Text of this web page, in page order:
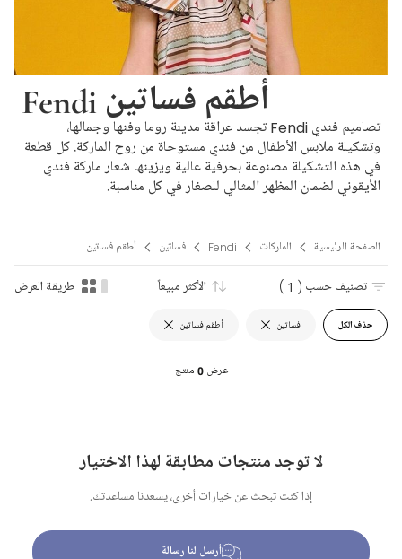
Fendi أطقم فساتين
تصاميم فندي Fendi تجسد عراقة مدينة روما وفنها وجمالها،
وتشكيلة ملابس الأطفال من فندي مستوحاة من روح الماركة. كل قطعة
في هذه التشكيلة مصنوعة بحرفية عالية ويزينها شعار ماركة فندي
الأيقوني لضمان المظهر المثالي للصغار في كل مناسبة.
الصفحة الرئيسية الماركات Fendi فساتين أطقم فساتين
حذف الكل فساتين أطقم فساتين
تصنيف حسب ( 1 ) الأكثر مبيعاً طريقة العرض
عرض0 منتج
لا توجد منتجات مطابقة لهذا الاختيار
إذا كنت تبحث عن خيارات أخرى، يسعدنا مساعدتك.
أرسل لنا رسالة